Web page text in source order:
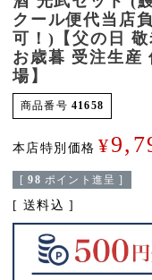
クール便代当店
可！)【父の日
お歳暮 受注生産
場】
商品番号 41658
本店特別価格 ¥
[ 98 ポイント進呈 ]
送料込